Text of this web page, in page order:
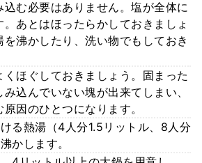
む必要はありません。塩が全体に
あとはほったらかしておきましょ
を沸かしたり、洗い物でもしておき
ほぐしておきましょう。固まった
込んでいない塊が出来てしまい、
因のひとつになります。
る熱湯（4人分1.5リットル、8人分
かします。